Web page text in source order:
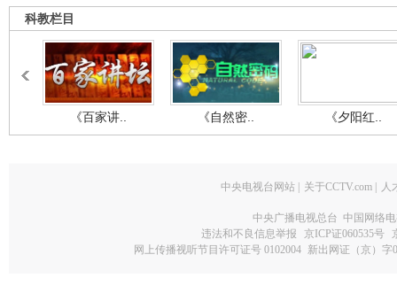
科教栏目
《百家讲.. 《自然密.. 《夕阳红..
中央电视台网站 | 关于CCTV.com | 人
中央广播电视总台 中国网络
违法和不良信息举报
京ICP证060535号
网上传播视听节目许可证号 0102004 新出网证（京）